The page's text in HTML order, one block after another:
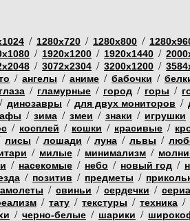
/ 1280х720 / 1280х800 /
/ 1920х1200 / 1920х1440 /
/ 3072х2304 / 3200х1200 /
/ ангелы / аниме / бабочки /
глаза / гламурные / город / горы /
/ динозавры / для двух мониторов /
/ зима / змеи / знаки / игрушки
/ косплей / кошки / красивые /
лисы / лошади / луна / львы /
/ милые / минимализм /
/ насекомые / небо / новый год /
/ позитив / предметы /
/ свиньи / сердечки /
/ тату / текстуры / техника /
/ черно-белые / шарики /